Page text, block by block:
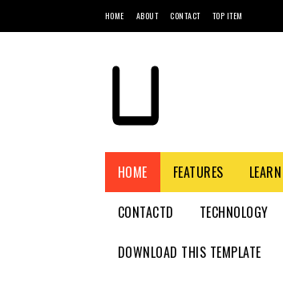
HOME ABOUT CONTACT TOP ITEM
HOME FEATURES
CONTACTD TECHNOLOGY
DOWNLOAD THIS TEMPLATE